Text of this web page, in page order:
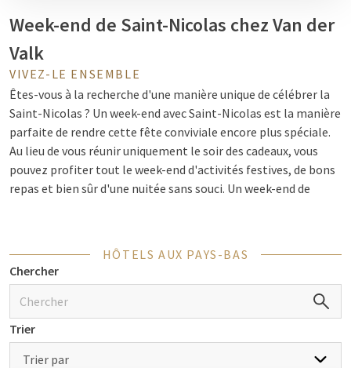
Week-end de Saint-Nicolas chez Van der
Valk
VIVEZ-LE ENSEMBLE
Êtes-vous à la recherche d'une manière unique de célébrer la
Saint-Nicolas ? Un week-end avec Saint-Nicolas est la manière
parfaite de rendre cette fête conviviale encore plus spéciale.
Au lieu de vous réunir uniquement le soir des cadeaux, vous
pouvez profiter tout le week-end d'activités festives, de bons
repas et bien sûr d'une nuitée sans souci. Un week-end de
des jeux pour les enfants et à une nuitée avec toute la famille
dans une chambre.
Week-end avec Saint-Nicolas chez Van
der Valk
HÔTELS AUX PAYS-BAS
Chercher
Trier
Trier par